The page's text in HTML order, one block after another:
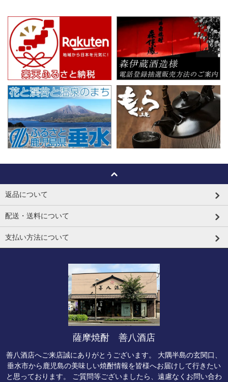
返品について
配送・送料について
支払い方法について
薩摩焼酎 善八酒店
善八酒店へご来店誠にありがとうございます。 大隅半島の玄関口、
垂水市から鹿児島の美味しい焼酎情報を皆様へお届けして行きたい
と思っております。 ご質問等ございましたら、遠慮なくお問い合わ